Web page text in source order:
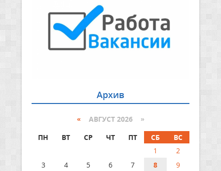
Архив
« АВГУСТ 2026 »
ПН
ВТ СР ЧТ ПТ СБ
ВС
1
2
3
4 5 6 7 8
9